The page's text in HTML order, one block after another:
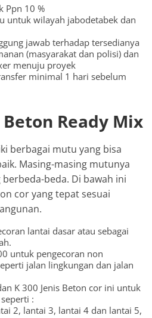
Ppn 10 %
untuk wilayah jabodetabek dan
jawab terhadap tersedianya
(masyarakat dan polisi) dan
menuju proyek
minimal 1 hari sebelum
Ready Mix
berbagai mutu yang bisa
Masing-masing mutunya
beda. Di bawah ini
cor yang tepat sesuai
lantai dasar atau sebagai
untuk pengecoran non
jalan lingkungan dan jalan
K 300 Jenis Beton cor ini untuk
:
2, lantai 3, lantai 4 dan lantai 5,